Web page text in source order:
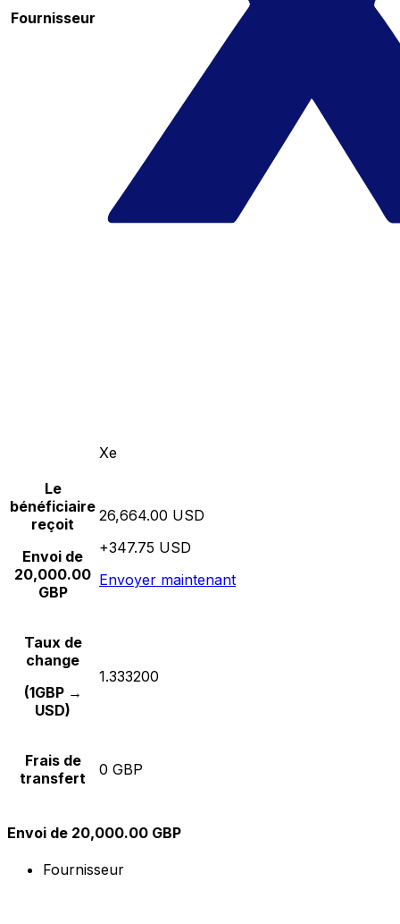
Fournisseur
Xe
Le
bénéficiaire
reçoit
Envoi de
20,000.00
GBP
26,664.00 USD
+347.75 USD
Envoyer maintenant
Taux de
change
(1GBP →
USD)
1.333200
Frais de
transfert
0 GBP
Envoi de 20,000.00 GBP
Fournisseur